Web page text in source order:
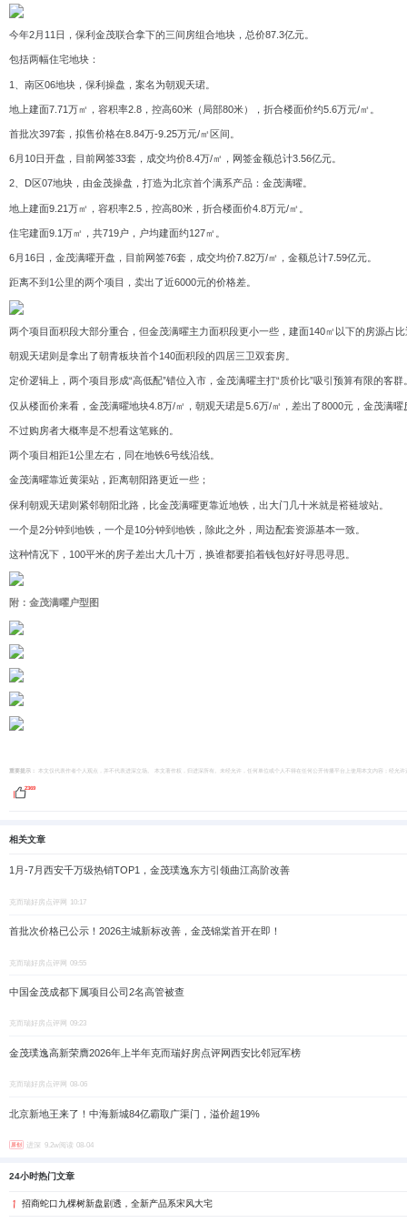
今年2月11日，保利金茂联合拿下的三间房组合地块，总价87.3亿元。
包括两幅住宅地块：
1、南区06地块，保利操盘，案名为朝观天珺。
地上建面7.71万㎡，容积率2.8，控高60米（局部80米），折合楼面价约5.6万元/㎡。
首批次397套，拟售价格在8.84万-9.25万元/㎡区间。
6月10日开盘，目前网签33套，成交均价8.4万/㎡，网签金额总计3.56亿元。
2、D区07地块，由金茂操盘，打造为北京首个满系产品：金茂满曜。
地上建面9.21万㎡，容积率2.5，控高80米，折合楼面价4.8万元/㎡。
住宅建面9.1万㎡，共719户，户均建面约127㎡。
6月16日，金茂满曜开盘，目前网签76套，成交均价7.82万/㎡，金额总计7.59亿元。
距离不到1公里的两个项目，卖出了近6000元的价格差。
两个项目面积段大部分重合，但金茂满曜主力面积段更小一些，建面140㎡以下的房源占比
朝观天珺则是拿出了朝青板块首个140面积段的四居三卫双套房。
定价逻辑上，两个项目形成“高低配”错位入市，金茂满曜主打“质价比”吸引预算有限的客群。
仅从楼面价来看，金茂满曜地块4.8万/㎡，朝观天珺是5.6万/㎡，差出了8000元，金茂满曜
不过购房者大概率是不想看这笔账的。
两个项目相距1公里左右，同在地铁6号线沿线。
金茂满曜靠近黄渠站，距离朝阳路更近一些；
保利朝观天珺则紧邻朝阳北路，比金茂满曜更靠近地铁，出大门几十米就是褡裢坡站。
一个是2分钟到地铁，一个是10分钟到地铁，除此之外，周边配套资源基本一致。
这种情况下，100平米的房子差出大几十万，换谁都要掐着钱包好好寻思寻思。
附：金茂满曜户型图
重要提示： 本文仅代表作者个人观点，并不代表进深立场。 本文著作权，归进深所有。未经允许，任何单位或个人不得在任何公开传播平台上使用本文内容；经允
2369
相关文章
1月-7月西安千万级热销TOP1，金茂璞逸东方引领曲江高阶改善
克而瑞好房点评网 10:17
首批次价格已公示！2026主城新标改善，金茂锦棠首开在即！
克而瑞好房点评网 09:55
中国金茂成都下属项目公司2名高管被查
克而瑞好房点评网 09:23
金茂璞逸高新荣膺2026年上半年克而瑞好房点评网西安比邻冠军榜
克而瑞好房点评网 08-06
北京新地王来了！中海新城84亿霸取广渠门，溢价超19%
原创 进深 9.2w阅读 08-04
24小时热门文章
招商蛇口九棵树新盘剧透，全新产品系宋风大宅